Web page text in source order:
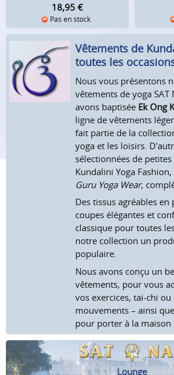
18,95 €
Pas en stock
Vêtements de
toutes les
Nous vous présentons
vêtements de yoga SAT
avons baptisée Ek Ong
ligne de vêtements
fait partie de la
yoga et les loisirs.
sélectionnées de
Kundalini Yoga
Guru Yoga Wear,
Des tissus agréables
coupes élégantes et
classique pour toutes
notre collection un
populaire.
Nous avons conçu un
vêtements, pour vous
vos exercices, tai-chi ou
mouvements – ainsi
pour porter à la maison
Lounge